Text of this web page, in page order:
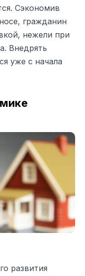
Сэкономив
гражданин
нежели при
Внедрять
уже с начала
развития